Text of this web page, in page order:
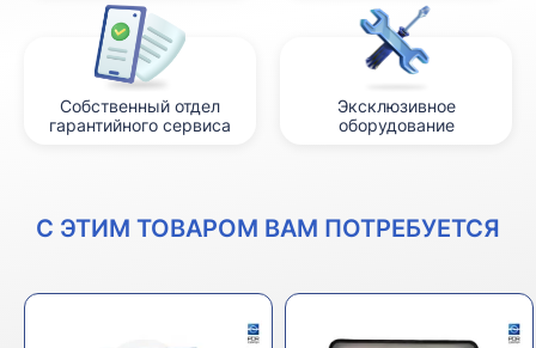
Собственный отдел
гарантийного сервиса
Эксклюзивное
оборудование
С ЭТИМ ТОВАРОМ ВАМ ПОТРЕБУЕТСЯ